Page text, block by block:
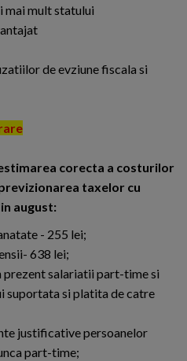
mai mult statului
de evziune fiscala si
corecta a costurilor
taxelor cu
august:
- 255 lei;
638 lei;
salariatii part-time si
suportata si platita de catre
justificative persoanelor
part-time;